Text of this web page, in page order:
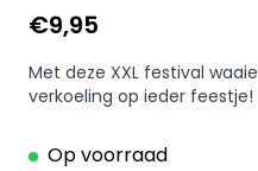
€9,95
Met deze XXL festival
verkoeling op ieder feestje!
Op voorraad